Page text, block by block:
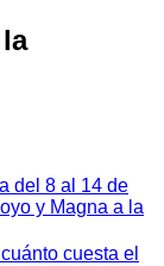
del 8 al 14 de
y Magna a la
cuesta el